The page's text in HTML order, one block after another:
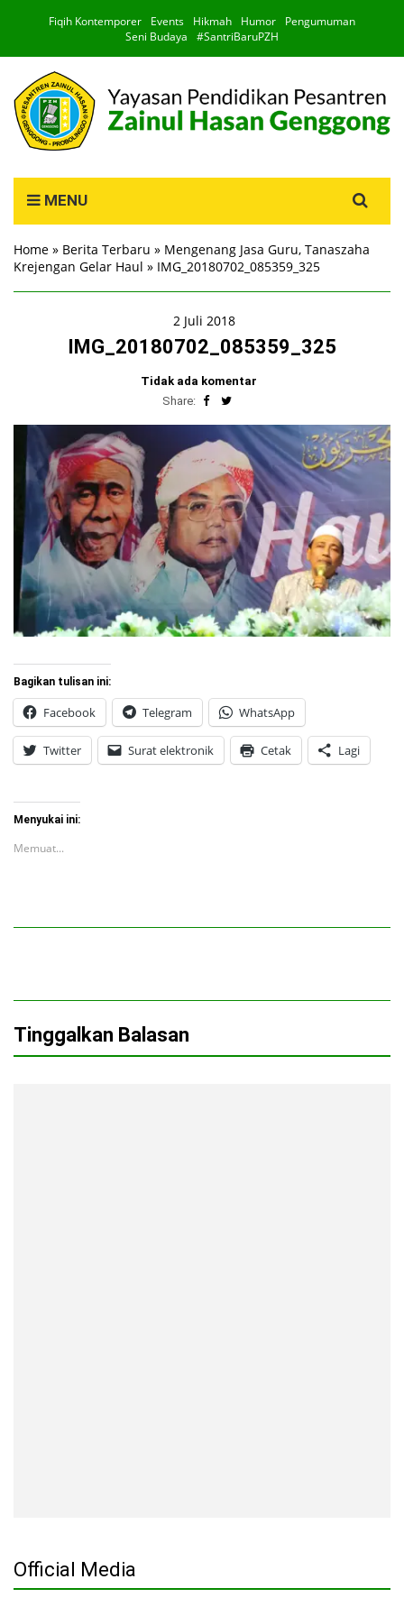
Fiqih Kontemporer Events Hikmah Humor
Pengumuman
Seni Budaya
#SantriBaruPZH
MENU
for:
Home » Berita Terbaru » Mengenang Jasa Guru, Tanaszaha
Krejengan Gelar Haul » IMG_20180702_085359_325
2 Juli 2018
IMG_20180702_085359_325
Tidak ada komentar
Share:
Bagikan tulisan ini:
Facebook Telegram WhatsApp
Twitter Surat elektronik Cetak Lagi
Menyukai ini:
Memuat...
Tinggalkan Balasan
Official Media